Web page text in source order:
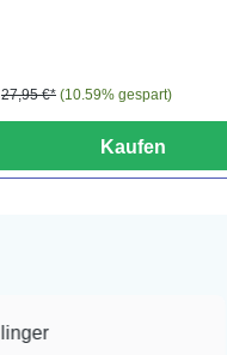
27,95 €* (10.59% gespart)
Kaufen
Frank